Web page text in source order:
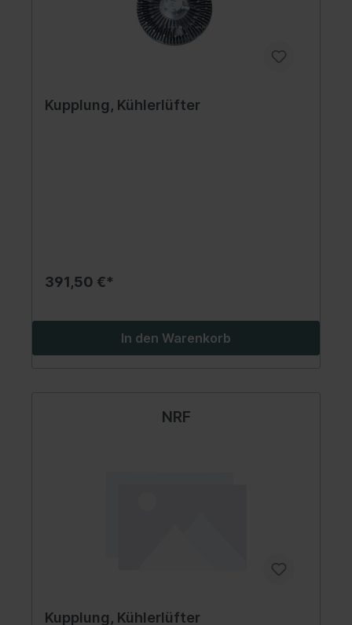
Kupplung, Kühlerlüfter
391,50 €*
In den Warenkorb
NRF
Kupplung, Kühlerlüfter